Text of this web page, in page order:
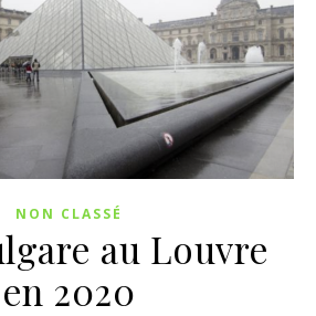
NON CLASSÉ
au Louvre
en 2020